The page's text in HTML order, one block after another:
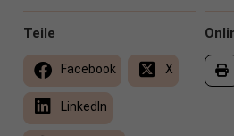
Teile
Facebook X
LinkedIn